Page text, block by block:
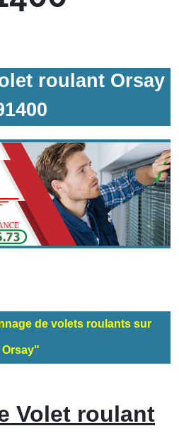
roulant Orsay
de volets roulants sur
Orsay"
Volet roulant